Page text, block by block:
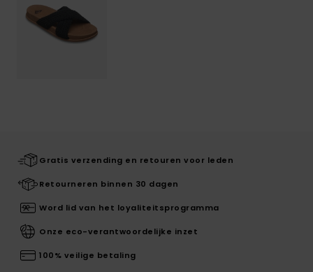
Gratis verzending en retouren voor leden
Retourneren binnen 30 dagen
Word lid van het loyaliteitsprogramma
Onze eco-verantwoordelijke inzet
100% veilige betaling